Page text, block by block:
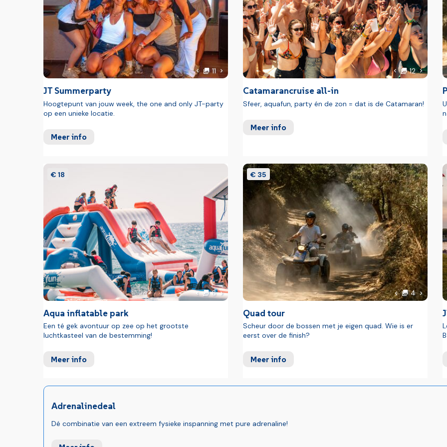
Bar aan zwembad Gameroom Biljart
Zwembad
Zwembad
Ligstoelen
Parasols
Animatie
Goed om weten
Toeristenbelasting: voor deelnemers met leeftijd vanaf 16 jaar circa 1,00 € per persoon per
nacht (ter plekke te betalen, verplicht)
JT Summerparty
Hoogtepunt van jouw week, the one and only JT-party
op een unieke locatie.
Meer info
Vorige foto
11 foto's
Volgende foto
Catamarancruise all-in
Sfeer, aquafun, party én de zon = dat is de Catamaran!
Meer info
Vorige foto
12foto's
Aqua inflatable park
Een té gek avontuur op zee op het grootste
luchtkasteel van de bestemming!
Meer info
€ 18
Vorige foto
6foto's
Volgende foto
Quad tour
Scheur door de bossen met je eigen quad. Wie is er
eerst over de finish?
Meer info
€ 35
Vorige foto
4foto's
Adrenalinedeal
Dé combinatie van een extreem fysieke inspanning met pure adrenaline!